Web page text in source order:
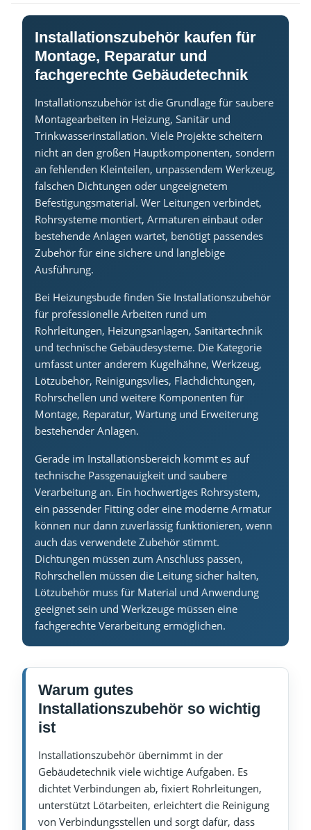
Installationszubehör kaufen für
Montage, Reparatur und
fachgerechte Gebäudetechnik
Installationszubehör ist die Grundlage für saubere
Montagearbeiten in Heizung, Sanitär und
Trinkwasserinstallation. Viele Projekte scheitern
nicht an den großen Hauptkomponenten, sondern
an fehlenden Kleinteilen, unpassendem Werkzeug,
falschen Dichtungen oder ungeeignetem
Befestigungsmaterial. Wer Leitungen verbindet,
Rohrsysteme montiert, Armaturen einbaut oder
bestehende Anlagen wartet, benötigt passendes
Zubehör für eine sichere und langlebige
Ausführung.
Bei Heizungsbude finden Sie Installationszubehör
für professionelle Arbeiten rund um
Rohrleitungen, Heizungsanlagen, Sanitärtechnik
und technische Gebäudesysteme. Die Kategorie
umfasst unter anderem Kugelhähne, Werkzeug,
Lötzubehör, Reinigungsvlies, Flachdichtungen,
Rohrschellen und weitere Komponenten für
Montage, Reparatur, Wartung und Erweiterung
bestehender Anlagen.
Gerade im Installationsbereich kommt es auf
technische Passgenauigkeit und saubere
Verarbeitung an. Ein hochwertiges Rohrsystem,
ein passender Fitting oder eine moderne Armatur
können nur dann zuverlässig funktionieren, wenn
auch das verwendete Zubehör stimmt.
Dichtungen müssen zum Anschluss passen,
Rohrschellen müssen die Leitung sicher halten,
Lötzubehör muss für Material und Anwendung
geeignet sein und Werkzeuge müssen eine
fachgerechte Verarbeitung ermöglichen.
Warum gutes
Installationszubehör so wichtig
ist
Installationszubehör übernimmt in der
Gebäudetechnik viele wichtige Aufgaben. Es
dichtet Verbindungen ab, fixiert Rohrleitungen,
unterstützt Lötarbeiten, erleichtert die Reinigung
von Verbindungsstellen und sorgt dafür, dass